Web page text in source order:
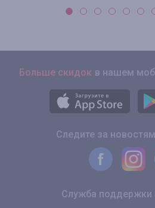
Больше скидок в нашем
Следите за
Служба поддержки